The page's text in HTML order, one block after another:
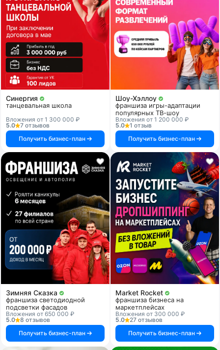
Синергия
танцевальная школа
Вложения от 1 300 000 ₽
5.0
7 отзывов
Получить бизнес-план
Шоу-Хэллоу
франшиза игры-адаптации
популярных ТВ-шоу
Вложения от 1 200 000 ₽
5.0
1 отзыв
Получить бизнес-план
Зимняя Сказка
франшиза светодиодной
подсветки фасадов
Вложения от 650 000 ₽
5.0
8 отзывов
Получить бизнес-план
Market Rocket
франшиза бизнеса на
маркетплейсах
Вложения от 300 000 ₽
5.0
27 отзывов
Получить бизнес-план